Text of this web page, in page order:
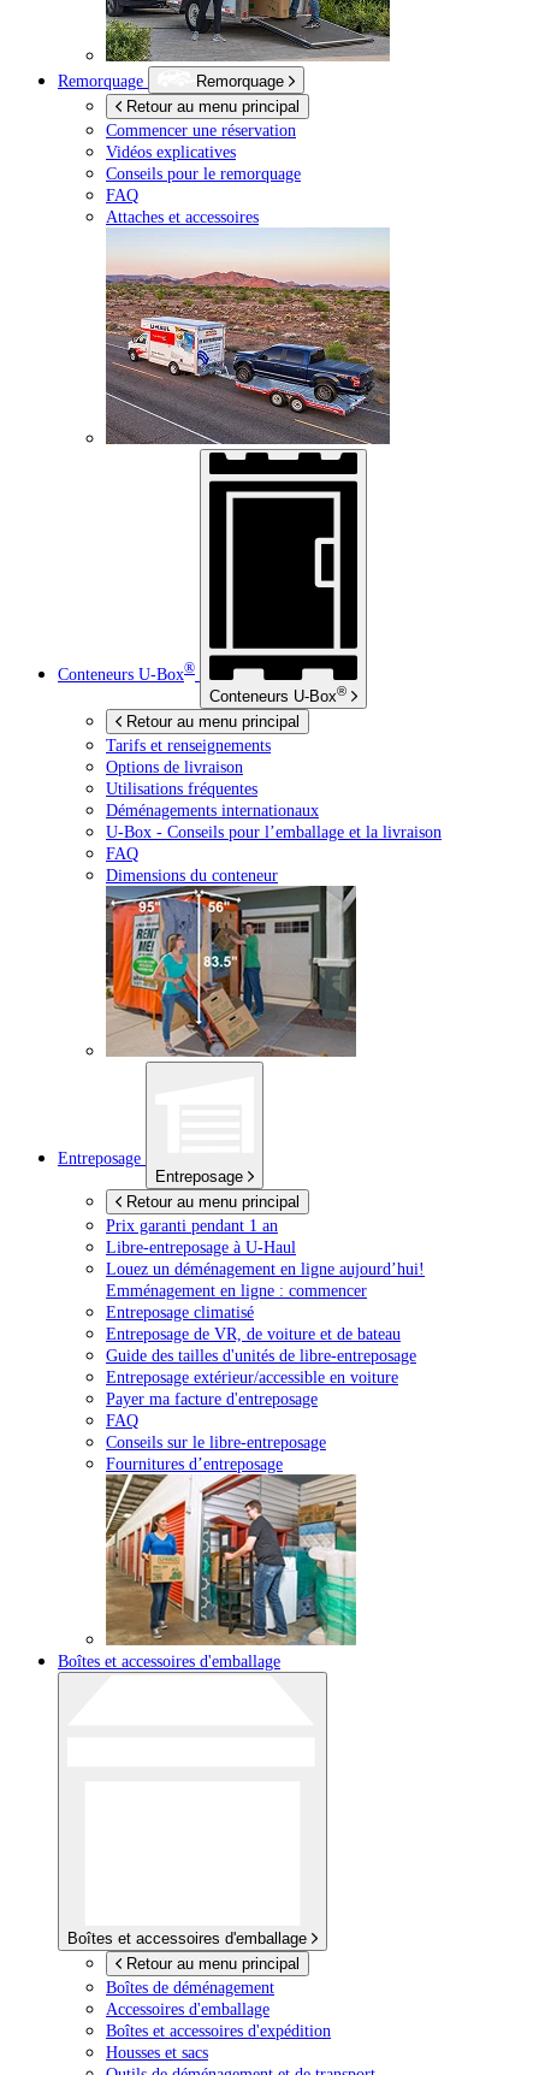
Remorquage
Remorquage
Retour au menu principal
Commencer une réservation
Vidéos explicatives
Conseils pour le remorquage
FAQ
Attaches et accessoires
Conteneurs U-Box®
Conteneurs U-Box®
Retour au menu principal
Tarifs et renseignements
Options de livraison
Utilisations fréquentes
Déménagements internationaux
U-Box - Conseils pour l’emballage et la livraison
FAQ
Dimensions du conteneur
Entreposage
Entreposage
Retour au menu principal
Prix garanti pendant 1 an
Libre-entreposage à U-Haul
Louez un déménagement en ligne aujourd’hui!
Emménagement en ligne : commencer
Entreposage climatisé
Entreposage de VR, de voiture et de bateau
Guide des tailles d'unités de libre-entreposage
Entreposage extérieur/accessible en voiture
Payer ma facture d'entreposage
FAQ
Conseils sur le libre-entreposage
Fournitures d’entreposage
Boîtes et accessoires d'emballage
Boîtes et accessoires d'emballage
Retour au menu principal
Boîtes de déménagement
Accessoires d'emballage
Boîtes et accessoires d'expédition
Housses et sacs